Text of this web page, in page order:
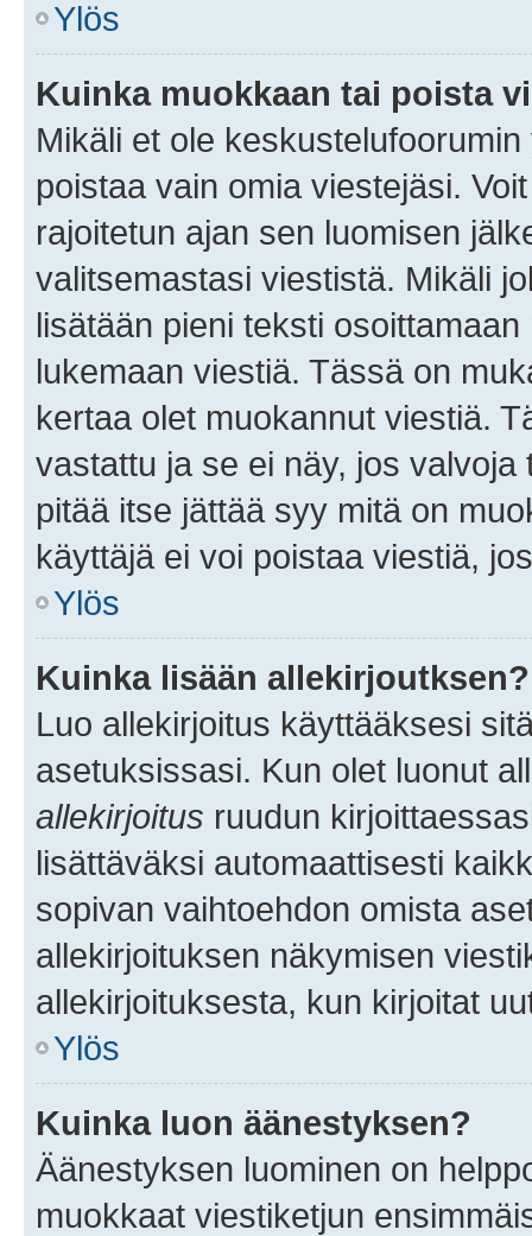
Ylös
Kuinka muokkaan tai poista
Mikäli et ole
poistaa vain omia viestejäsi.
rajoitetun ajan sen luomisen
valitsemastasi viestistä. Mikäli
lisätään pieni teksti
lukemaan viestiä. Tässä on
kertaa olet muokannut viestiä.
vastattu ja se ei näy, jos
pitää itse jättää syy mitä on
käyttäjä ei voi poistaa viestiä,
Ylös
Kuinka lisään allekirjoutksen?
Luo allekirjoitus käyttääksesi
asetuksissasi. Kun olet luonut
allekirjoitus ruudun
lisättäväksi automaattisesti
sopivan vaihtoehdon omista
allekirjoituksen näkymisen
allekirjoituksesta, kun kirjoitat
Ylös
Kuinka luon äänestyksen?
Äänestyksen luominen on
muokkaat viestiketjun